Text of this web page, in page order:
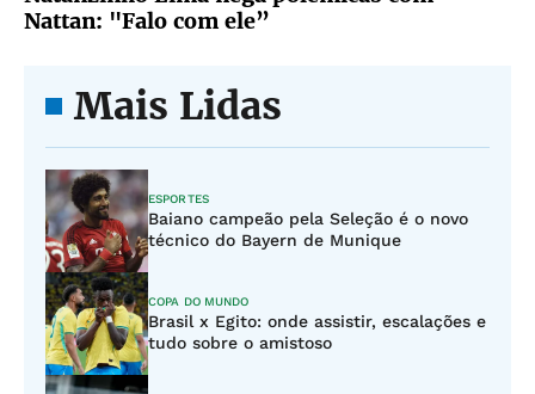
Nattan: "Falo com ele”
Mais Lidas
ESPORTES
Baiano campeão pela Seleção é o novo
técnico do Bayern de Munique
COPA DO MUNDO
Brasil x Egito: onde assistir, escalações e
tudo sobre o amistoso